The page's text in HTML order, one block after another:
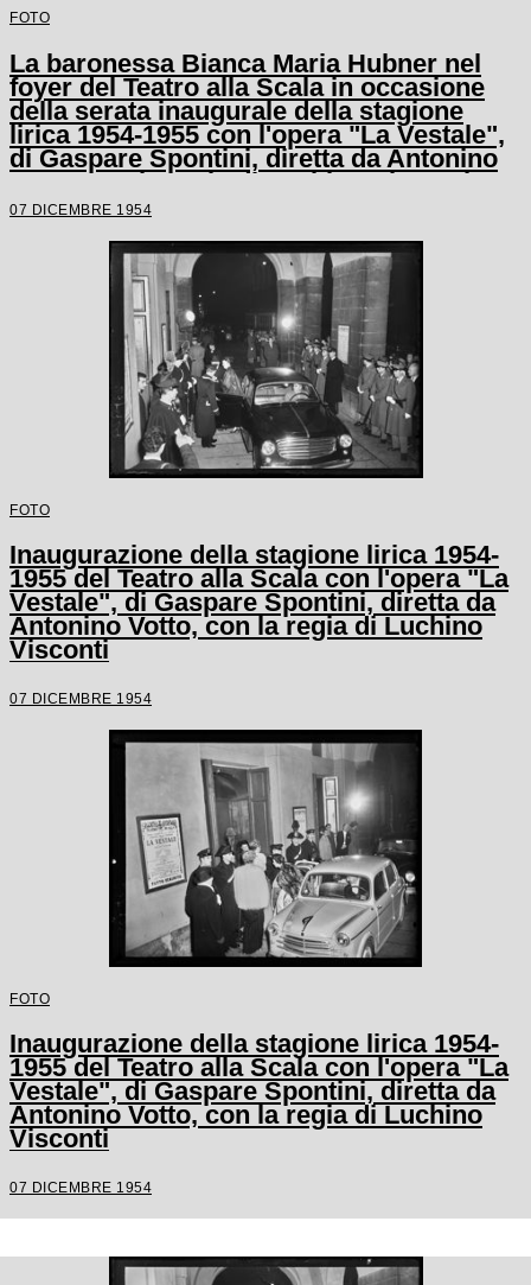
FOTO
La baronessa Bianca Maria Hubner nel
foyer del Teatro alla Scala in occasione
della serata inaugurale della stagione
lirica 1954-1955 con l'opera "La Vestale",
di Gaspare Spontini, diretta da Antonino
Votto, con la regia di Luchino Visconti
07 DICEMBRE 1954
FOTO
Inaugurazione della stagione lirica 1954-
1955 del Teatro alla Scala con l'opera "La
Vestale", di Gaspare Spontini, diretta da
Antonino Votto, con la regia di Luchino
Visconti
07 DICEMBRE 1954
FOTO
Inaugurazione della stagione lirica 1954-
1955 del Teatro alla Scala con l'opera "La
Vestale", di Gaspare Spontini, diretta da
Antonino Votto, con la regia di Luchino
Visconti
07 DICEMBRE 1954